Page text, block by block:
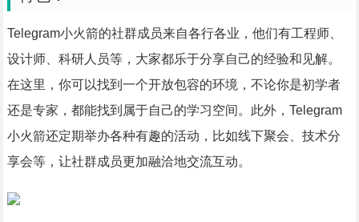
Telegram小火箭的社群成员来自各行各业，他们有工程师、
设计师、科研人员等，大家都乐于分享自己的经验和见解。
在这里，你可以找到一个开放包容的环境，不论你是初学者
还是专家，都能找到属于自己的学习空间。此外，Telegram
小火箭还定期举办各种有趣的活动，比如线下聚会、技术分
享会等，让社群成员更加融洽地交流互动。